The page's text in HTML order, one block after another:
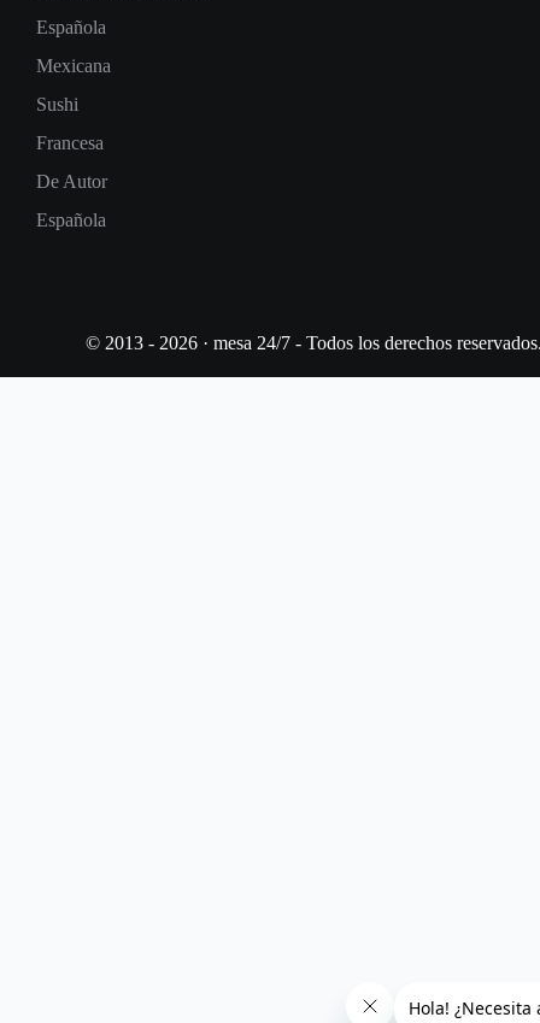
Española
Mexicana
Sushi
Francesa
De Autor
Española
© 2013 - 2026 · mesa 24/7 - Todos los derechos